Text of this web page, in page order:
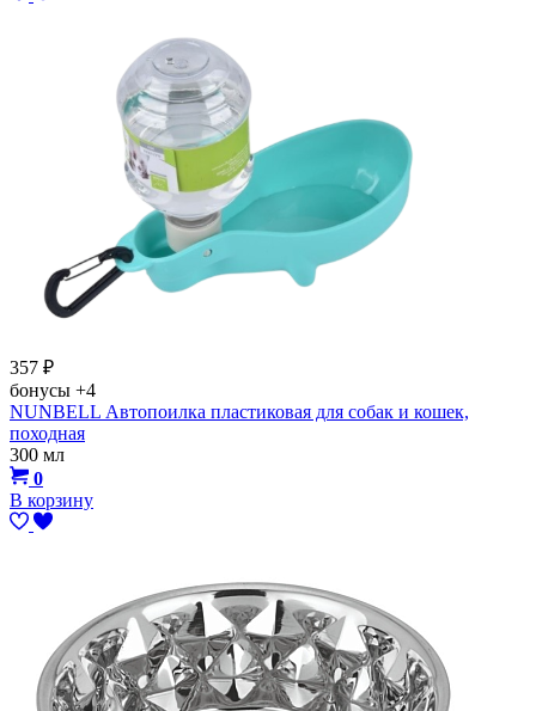
357 ₽
бонусы +4
NUNBELL Автопоилка пластиковая для собак и кошек,
походная
300 мл
0
В корзину